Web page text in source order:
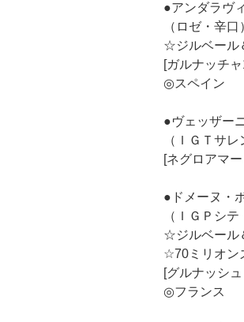
●アンダラヴ
（ロゼ・辛口
☆ジルベール
[ガルナッチ
◎スペイン
●ヴェッザー
（ＩＧＴサ
[ネグロアマ
●ドメーヌ・
（ＩＧＰシ
☆ジルベール
☆70ミリオン
[グルナッシ
◎フランス